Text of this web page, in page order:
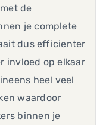
de
je complete
dus efficienter
invloed op elkaar
heel veel
waardoor
binnen je